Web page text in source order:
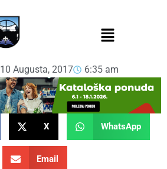
10 Augusta, 2017 6:35 am
X WhatsApp
Email